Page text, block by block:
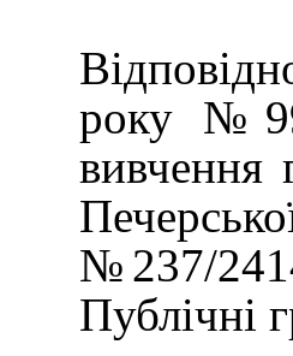
року №
вивчення
№237/2414
Публічні